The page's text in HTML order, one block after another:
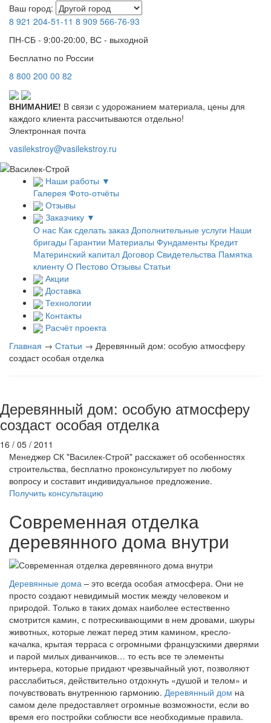
Ваш город:
8 921 204-51-11 8 909 566-76-93
ПН-СБ - 9:00-20:00, ВС - выходной
Бесплатно по России
8 800 200 00 82
ВНИМАНИЕ! В связи с удорожанием материала, цены для
каждого клиента рассчитываются отдельно!
Электронная почта
vasilekstroy@vasilekstroy.ru
Наши работы ▼
Галерея Фото-отчёты
Отзывы
Заказчику ▼
О нас Как сделать заказ Дополнительные услуги Наши
бригады Гарантии Материалы Фундаменты Кредит
Материнский капитал Договор Свидетельства Памятка
клиенту О Пестово Отзывы Статьи
Акции
Доставка
Технологии
Контакты
Расчёт проекта
Главная → Статьи → Деревянный дом: особую атмосферу
создаст особая отделка
Деревянный дом: особую атмосферу
создаст особая отделка
16 / 05 / 2011
Менеджер СК "Василек-Строй" расскажет об особенностях
строительства, бесплатно проконсультирует по любому
вопросу и составит индивидуальное предложение.
Получить консультацию
Современная отделка
деревянного дома внутри
Деревянные дома – это всегда особая атмосфера. Они не
просто создают невидимый мостик между человеком и
природой. Только в таких домах наиболее естественно
смотрится камин, с потрескивающими в нем дровами, шкуры
животных, которые лежат перед этим камином, кресло-
качалка, крытая терраса с огромными французскими дверями
и парой милых диванчиков… то есть все те элементы
интерьера, которые придают чрезвычайный уют, позволяют
расслабиться, действительно отдохнуть «душой и телом» и
почувствовать внутреннюю гармонию. Деревянный дом на
самом деле предоставляет огромные возможности, если во
время его постройки соблюсти все необходимые правила.